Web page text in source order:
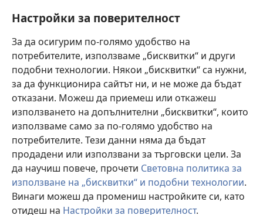
Настройки за поверителност
За да осигурим по-голямо удобство на
потребителите, използваме „бисквитки“ и други
подобни технологии. Някои „бисквитки“ са нужни,
за да функционира сайтът ни, и не може да бъдат
отказани. Можеш да приемеш или откажеш
използването на допълнителни „бисквитки“, които
използваме само за по-голямо удобство на
потребителите. Тези данни няма да бъдат
продадени или използвани за търговски цели. За
да научиш повече, прочети Световна политика за
използване на „бисквитки“ и подобни технологии.
Винаги можеш да промениш настройките си, като
отидеш на Настройки за поверителност.
помага на пациентите си да направят избор съобразно техните
заболявания, желания, ценности и вярвания. Не всички посочени практики
Към пациентите: Винаги се допитвайте до своя лекар или до друго
квалифицирано медицинско лице във връзка със заболяване или избор на
лечение. Говори с лекар, ако смяташ, че си болен.
Използването на този уебсайт е обвързано сусловията му за ползване.
Тема
Copyright© 2026 Watch Tower Bible and Tract Society of Pennsylvania.
УСЛОВИЯ ЗА ПОЛЗВАНЕ|ПОЛИТИКА ЗА ПОВЕРИТЕЛНОСТ